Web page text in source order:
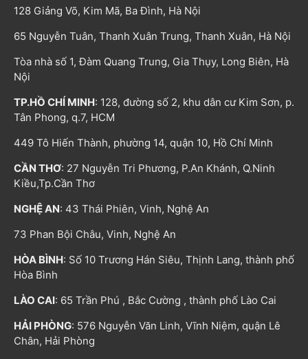
128 Giảng Võ, Kim Mã, Ba Đình, Hà Nội
65 Nguyễn Tuân, Thanh Xuân Trung, Thanh Xuân, Hà Nội
Tòa nhà số 1, Đàm Quang Trung, Gia Thụy, Long Biên, Hà
Nội
TP.HỒ CHÍ MINH: 128, đường số 2, khu dân cư Kim Sơn, p.
Tân Phong, q.7, HCM
449 Tô Hiến Thành, phường 14, quận 10, Hồ Chí Minh
CẦN THƠ: 27 Nguyễn Tri Phương, P.An Khánh, Q.Ninh
Kiều,Tp.Cần Thơ
NGHỆ AN: 43 Thái Phiên, Vinh, Nghệ An
73 Phan Bội Châu, Vinh, Nghệ An
HÒA BÌNH: Số 10 Trương Hán Siêu, Thịnh Lang, thành phố
Hòa Bình
LÀO CAI: 65 Trần Phú , Bắc Cường , thành phố Lào Cai
HẢI PHÒNG: 576 Nguyễn Văn Linh, Vĩnh Niệm, quận Lê
Chân, Hải Phòng